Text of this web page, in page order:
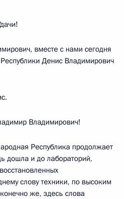
вместе с нами сегодня
Денис Владимирович
Владимирович!
Республика продолжает
дошла и до лабораторий,
слову техники, по высоким
же, здесь слова